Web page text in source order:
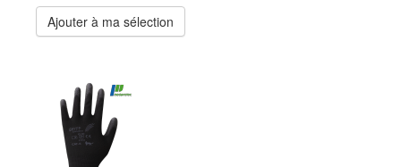
Ajouter à ma sélection